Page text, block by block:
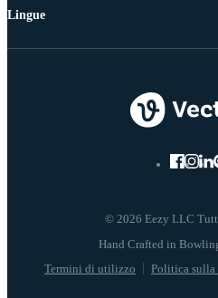
© 2026 Eezy LLC
Termini di utilizzo Politica sulla
Lingue